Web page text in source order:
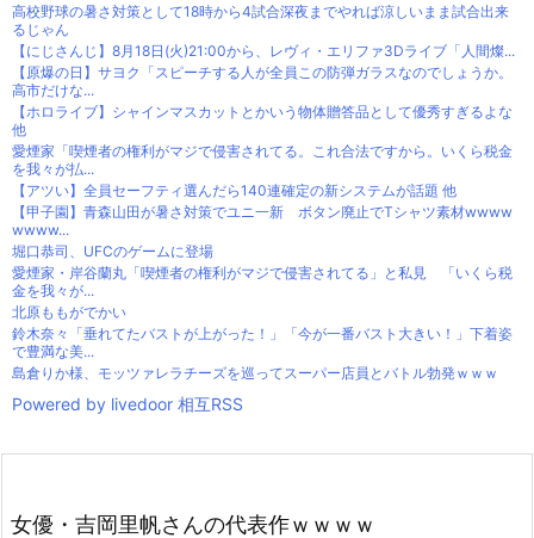
高校野球の暑さ対策として18時から4試合深夜までやれば涼しいまま試合出来
るじゃん
【にじさんじ】8月18日(火)21:00から、レヴィ・エリファ3Dライブ「人間燦...
【原爆の日】サヨク「スピーチする人が全員この防弾ガラスなのでしょうか。
高市だけな...
【ホロライブ】シャインマスカットとかいう物体贈答品として優秀すぎるよな
他
愛煙家「喫煙者の権利がマジで侵害されてる。これ合法ですから。いくら税金
を我々が払...
【アツい】全員セーフティ選んだら140連確定の新システムが話題 他
【甲子園】青森山田が暑さ対策でユニ一新 ボタン廃止でTシャツ素材wwww
wwww...
堀口恭司、UFCのゲームに登場
愛煙家・岸谷蘭丸「喫煙者の権利がマジで侵害されてる」と私見 「いくら税
金を我々が...
北原ももがでかい
鈴木奈々「垂れてたバストが上がった！」「今が一番バスト大きい！」下着姿
で豊満な美...
島倉りか様、モッツァレラチーズを巡ってスーパー店員とバトル勃発ｗｗｗ
Powered by livedoor 相互RSS
女優・吉岡里帆さんの代表作ｗｗｗｗ